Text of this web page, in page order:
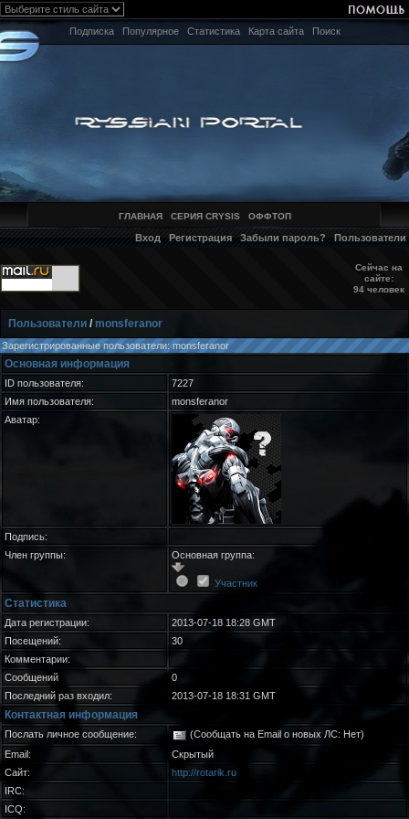
Подписка Популярное Статистика Карта сайта Поиск
ГЛАВНАЯ СЕРИЯ CRYSIS ОФФТОП
Вход Регистрация Забыли пароль? Пользователи
Сейчас на
сайте:
94 человек
Пользователи / monsferanor
Зарегистрированные пользователи: monsferanor
Основная информация
ID пользователя:
7227
Имя пользователя:
monsferanor
Аватар:
Подпись:
Член группы:
Основная группа:
Участник
Статистика
Дата регистрации:
2013-07-18 18:28 GMT
Посещений:
30
Комментарии:
Сообщений
0
Последний раз входил:
2013-07-18 18:31 GMT
Контактная информация
Послать личное сообщение:
(Сообщать на Email о новых ЛС: Нет)
Email:
Скрытый
Сайт:
http://rotarik.ru
IRC:
ICQ: